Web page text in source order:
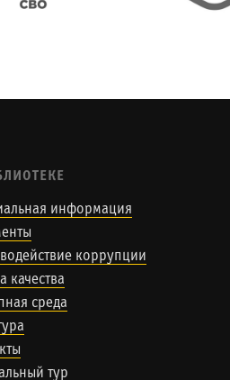
информация
коррупции
качества
среда
тур